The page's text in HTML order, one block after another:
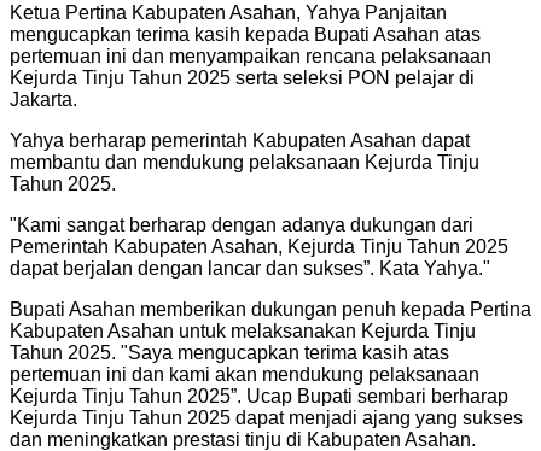
Ketua Pertina Kabupaten Asahan, Yahya Panjaitan
mengucapkan terima kasih kepada Bupati Asahan atas
pertemuan ini dan menyampaikan rencana pelaksanaan
Kejurda Tinju Tahun 2025 serta seleksi PON pelajar di
Jakarta.
Yahya berharap pemerintah Kabupaten Asahan dapat
membantu dan mendukung pelaksanaan Kejurda Tinju
Tahun 2025.
"Kami sangat berharap dengan adanya dukungan dari
Pemerintah Kabupaten Asahan, Kejurda Tinju Tahun 2025
dapat berjalan dengan lancar dan sukses”. Kata Yahya."
Bupati Asahan memberikan dukungan penuh kepada Pertina
Kabupaten Asahan untuk melaksanakan Kejurda Tinju
Tahun 2025. "Saya mengucapkan terima kasih atas
pertemuan ini dan kami akan mendukung pelaksanaan
Kejurda Tinju Tahun 2025”. Ucap Bupati sembari berharap
Kejurda Tinju Tahun 2025 dapat menjadi ajang yang sukses
dan meningkatkan prestasi tinju di Kabupaten Asahan.